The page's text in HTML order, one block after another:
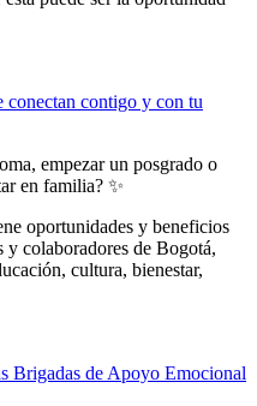
conectan contigo y con tu
empezar un posgrado o
en familia? ✨
oportunidades y beneficios
y colaboradores de Bogotá,
cultura, bienestar,
Brigadas de Apoyo Emocional